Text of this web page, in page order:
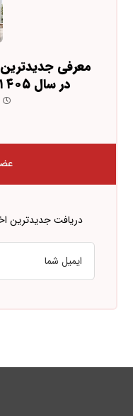
معرفی
در سال ۱۴۰۵ | راهنمای انتخاب رنگ
دریافت جدیدترین